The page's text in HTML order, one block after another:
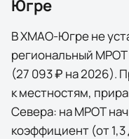
Югре
В ХМАО-Югре не
региональный
(27 093 ₽ на 2026).
к местностям,
Севера: на МРОТ
коэффициент (от 1,3